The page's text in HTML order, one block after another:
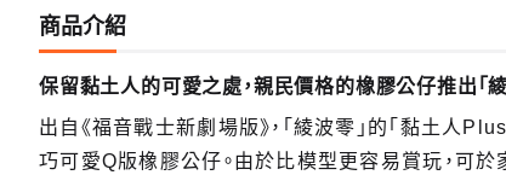
商品介紹
保留黏土人的可愛之處，親民價格的橡膠公仔推出「綾
出自《福音戰士新劇場版》，「綾波零」的「黏土人
巧可愛Q版橡膠公仔。由於比模型更容易賞玩，可